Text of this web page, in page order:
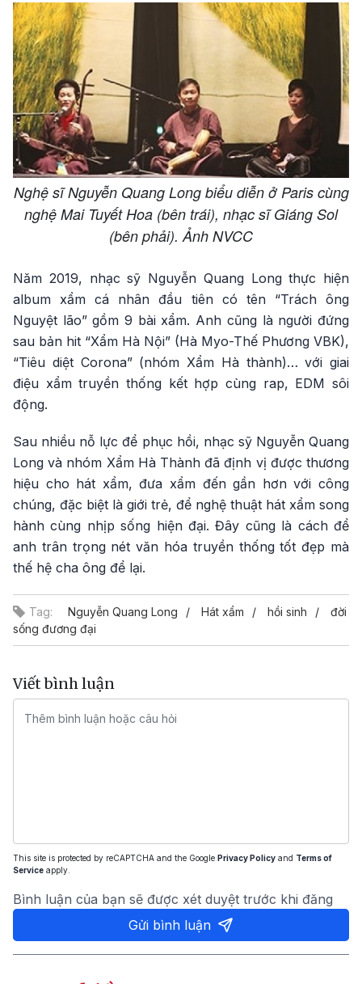
Nghệ sĩ Nguyễn Quang Long biểu diễn ở Paris cùng
nghệ Mai Tuyết Hoa (bên trái), nhạc sĩ Giáng Sol
(bên phải). Ảnh NVCC
Năm 2019, nhạc sỹ Nguyễn Quang Long thực hiện
album xẩm cá nhân đầu tiên có tên “Trách ông
Nguyệt lão” gồm 9 bài xẩm. Anh cũng là người đứng
sau bản hit “Xẩm Hà Nội” (Hà Myo-Thế Phương VBK),
“Tiêu diệt Corona” (nhóm Xẩm Hà thành)… với giai
điệu xẩm truyền thống kết hợp cùng rap, EDM sôi
động.
Sau nhiều nỗ lực để phục hồi, nhạc sỹ Nguyễn Quang
Long và nhóm Xẩm Hà Thành đã định vị được thương
hiệu cho hát xẩm, đưa xẩm đến gần hơn với công
chúng, đặc biệt là giới trẻ, để nghệ thuật hát xẩm song
hành cùng nhịp sống hiện đại. Đây cũng là cách để
anh trân trọng nét văn hóa truyền thống tốt đẹp mà
thế hệ cha ông để lại.
Tag: Nguyễn Quang Long Hát xẩm hồi sinh
đời
sống đương đại
Viết bình luận
This site is protected by reCAPTCHA and the Google Privacy Policy and Terms of
Service apply.
Bình luận của bạn sẽ được xét duyệt trước khi đăng
Gửi bình luận